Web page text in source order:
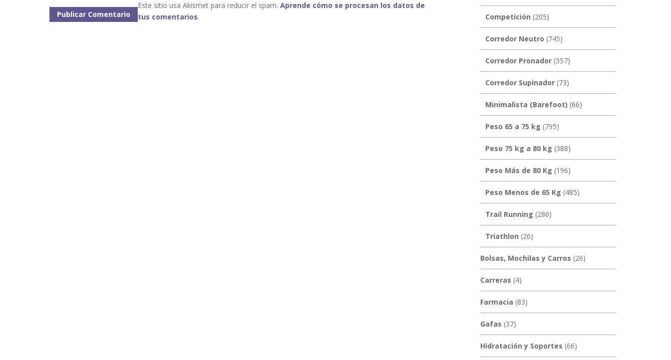
Este sitio usa Akismet para reducir el spam. Aprende cómo se procesan los datos de
tus comentarios. Competición (205)
Corredor Neutro (745)
Corredor Pronador(357)
Corredor Supinador(73)
Minimalista (Barefoot) (66)
Peso 65 a 75 kg (795)
Peso 75 kg a 80 kg (388)
Peso Más de 80 Kg (196)
Peso Menos de 65 Kg (485)
Trail Running (286)
Triathlon (26)
Bolsas, Mochilas y Carros (26)
Carreras (4)
Farmacia (83)
Gafas (37)
Hidratación y Soportes (66)